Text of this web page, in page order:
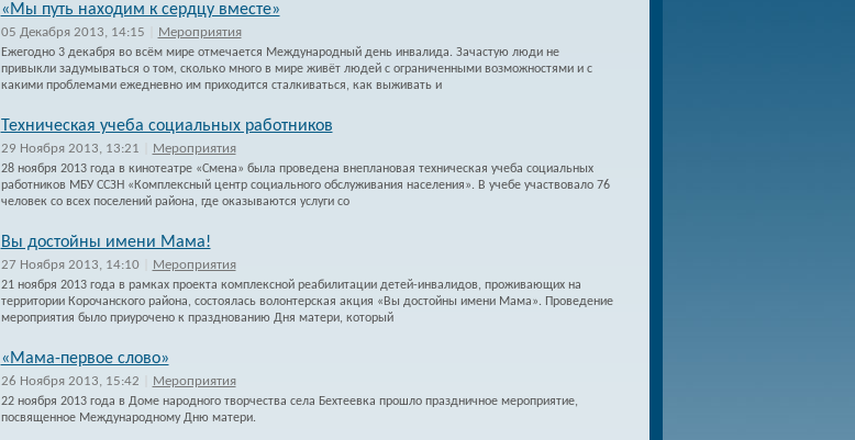
«Мы путь находим к сердцу вместе»
05 Декабря 2013, 14:15 Мероприятия
Ежегодно 3 декабря во всём мире отмечается Международный день инвалида. Зачастую люди не
привыкли задумываться о том, сколько много в мире живёт людей с ограниченными возможностями и с
какими проблемами ежедневно им приходится сталкиваться, как выживать и
Техническая учеба социальных работников
29 Ноября 2013, 13:21 Мероприятия
28 ноября 2013 года в кинотеатре «Смена» была проведена внеплановая техническая учеба социальных
работников МБУ ССЗН «Комплексный центр социального обслуживания населения». В учебе участвовало 76
человек со всех поселений района, где оказываются услуги со
Вы достойны имени Мама!
27 Ноября 2013, 14:10 Мероприятия
21 ноября 2013 года в рамках проекта комплексной реабилитации детей-инвалидов, проживающих на
территории Корочанского района, состоялась волонтерская акция «Вы достойны имени Мама». Проведение
мероприятия было приурочено к празднованию Дня матери, который
«Мама-первое слово»
26 Ноября 2013, 15:42 Мероприятия
22 ноября 2013 года в Доме народного творчества села Бехтеевка прошло праздничное мероприятие,
посвященное Международному Дню матери.